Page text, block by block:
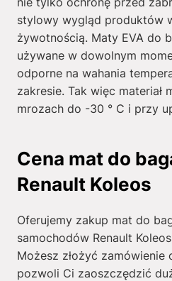
stylowy wygląd produktów
żywotnością. Maty EVA do
używane w dowolnym
odporne na wahania
zakresie. Tak więc materiał
mrozach do -30 ° C i przy
Cena mat do
Renault Koleos
Oferujemy zakup mat do
samochodów Renault
Możesz złożyć zamówienie
pozwoli Ci zaoszczędzić